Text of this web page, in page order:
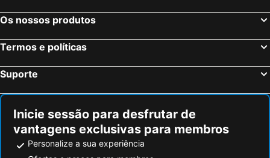
Os nossos produtos
Termos e políticas
Suporte
Inicie sessão para desfrutar de
vantagens exclusivas para membros
Personalize a sua experiência